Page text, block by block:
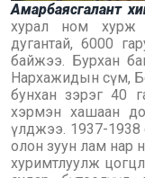
Амарбаясгалант
хурал ном хурж
дугантай, 6000
байжээ. Бурхан
Нархажидын сүм,
бунхан зэрэг 40
хэрмэн хашаан
үлджээ. 1937-1938
олон зуун лам нар
хуримтлуулж